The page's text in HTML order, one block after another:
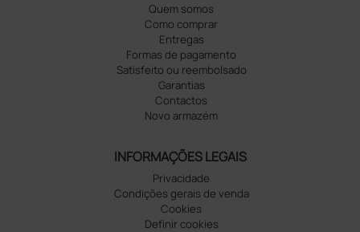
Quem somos
Como comprar
Entregas
Formas de pagamento
Satisfeito ou reembolsado
Garantias
Contactos
Novo armazém
INFORMAÇÕES LEGAIS
Privacidade
Condições gerais de venda
Cookies
Definir cookies